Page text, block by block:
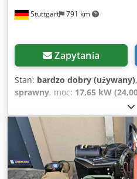
Stuttgart 791 km
Zapytania
Stan: bardzo dobry (używany)
sprawny, moc: 17,65 kW
,
budowy:2023, AGRIA 9600 -
model !!! Zdalnie sterowana
deckiem mulczującym Ta
9600-112 została
zaledwie 304 godziny pracy